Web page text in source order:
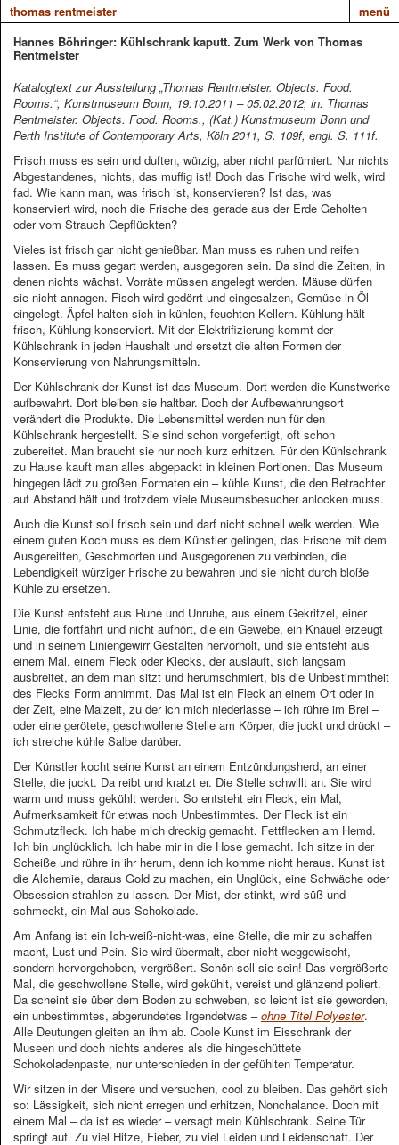
thomas rentmeister
menü
Hannes Böhringer: Kühlschrank kaputt. Zum Werk von Thomas
Rentmeister
Katalogtext zur Ausstellung „Thomas Rentmeister. Objects. Food.
Rooms.“, Kunstmuseum Bonn, 19.10.2011 – 05.02.2012; in: Thomas
Rentmeister. Objects. Food. Rooms., (Kat.) Kunstmuseum Bonn und
Perth Institute of Contemporary Arts, Köln 2011, S. 109f, engl. S. 111f.
Frisch muss es sein und duften, würzig, aber nicht parfümiert. Nur nichts
Abgestandenes, nichts, das muffig ist! Doch das Frische wird welk, wird
fad. Wie kann man, was frisch ist, konservieren? Ist das, was
konserviert wird, noch die Frische des gerade aus der Erde Geholten
oder vom Strauch Gepflückten?
Vieles ist frisch gar nicht genießbar. Man muss es ruhen und reifen
lassen. Es muss gegart werden, ausgegoren sein. Da sind die Zeiten, in
denen nichts wächst. Vorräte müssen angelegt werden. Mäuse dürfen
sie nicht annagen. Fisch wird gedörrt und eingesalzen, Gemüse in Öl
eingelegt. Äpfel halten sich in kühlen, feuchten Kellern. Kühlung hält
frisch, Kühlung konserviert. Mit der Elektrifizierung kommt der
Kühlschrank in jeden Haushalt und ersetzt die alten Formen der
Konservierung von Nahrungsmitteln.
Der Kühlschrank der Kunst ist das Museum. Dort werden die Kunstwerke
aufbewahrt. Dort bleiben sie haltbar. Doch der Aufbewahrungsort
verändert die Produkte. Die Lebensmittel werden nun für den
Kühlschrank hergestellt. Sie sind schon vorgefertigt, oft schon
zubereitet. Man braucht sie nur noch kurz erhitzen. Für den Kühlschrank
zu Hause kauft man alles abgepackt in kleinen Portionen. Das Museum
hingegen lädt zu großen Formaten ein – kühle Kunst, die den Betrachter
auf Abstand hält und trotzdem viele Museumsbesucher anlocken muss.
Auch die Kunst soll frisch sein und darf nicht schnell welk werden. Wie
einem guten Koch muss es dem Künstler gelingen, das Frische mit dem
Ausgereiften, Geschmorten und Ausgegorenen zu verbinden, die
Lebendigkeit würziger Frische zu bewahren und sie nicht durch bloße
Kühle zu ersetzen.
Die Kunst entsteht aus Ruhe und Unruhe, aus einem Gekritzel, einer
Linie, die fortfährt und nicht aufhört, die ein Gewebe, ein Knäuel erzeugt
und in seinem Liniengewirr Gestalten hervorholt, und sie entsteht aus
einem Mal, einem Fleck oder Klecks, der ausläuft, sich langsam
ausbreitet, an dem man sitzt und herumschmiert, bis die Unbestimmtheit
des Flecks Form annimmt. Das Mal ist ein Fleck an einem Ort oder in
der Zeit, eine Malzeit, zu der ich mich niederlasse – ich rühre im Brei –
oder eine gerötete, geschwollene Stelle am Körper, die juckt und drückt –
ich streiche kühle Salbe darüber.
Der Künstler kocht seine Kunst an einem Entzündungsherd, an einer
Stelle, die juckt. Da reibt und kratzt er. Die Stelle schwillt an. Sie wird
warm und muss gekühlt werden. So entsteht ein Fleck, ein Mal,
Aufmerksamkeit für etwas noch Unbestimmtes. Der Fleck ist ein
Schmutzfleck. Ich habe mich dreckig gemacht. Fettflecken am Hemd.
Ich bin unglücklich. Ich habe mir in die Hose gemacht. Ich sitze in der
Scheiße und rühre in ihr herum, denn ich komme nicht heraus. Kunst ist
die Alchemie, daraus Gold zu machen, ein Unglück, eine Schwäche oder
Obsession strahlen zu lassen. Der Mist, der stinkt, wird süß und
schmeckt, ein Mal aus Schokolade.
Am Anfang ist ein Ich-weiß-nicht-was, eine Stelle, die mir zu schaffen
macht, Lust und Pein. Sie wird übermalt, aber nicht weggewischt,
sondern hervorgehoben, vergrößert. Schön soll sie sein! Das vergrößerte
Mal, die geschwollene Stelle, wird gekühlt, vereist und glänzend poliert.
Da scheint sie über dem Boden zu schweben, so leicht ist sie geworden,
ein unbestimmtes, abgerundetes Irgendetwas –ohne Titel Polyester.
Alle Deutungen gleiten an ihm ab. Coole Kunst im Eisschrank der
Museen und doch nichts anderes als die hingeschüttete
Schokoladenpaste, nur unterschieden in der gefühlten Temperatur.
Wir sitzen in der Misere und versuchen, cool zu bleiben. Das gehört sich
so: Lässigkeit, sich nicht erregen und erhitzen, Nonchalance. Doch mit
einem Mal – da ist es wieder – versagt mein Kühlschrank. Seine Tür
springt auf. Zu viel Hitze, Fieber, zu viel Leiden und Leidenschaft. Der